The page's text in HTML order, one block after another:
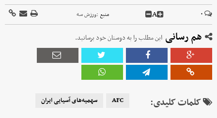
۰ A منبع :ورزش سه
هم رسانی این مطلب را به دوستان خود برسانید.
کلمات کلیدی: AFC سهمیه‌های آسیایی ایران